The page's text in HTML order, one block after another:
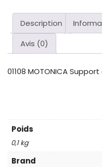
Description
Avis (0)
01108 MOTONICA
Poids
0,1 kg
Brand